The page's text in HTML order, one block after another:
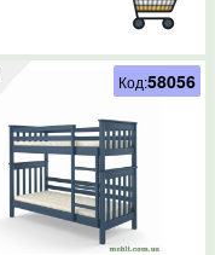
Код:58056